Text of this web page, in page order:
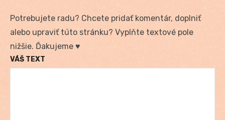
Potrebujete radu? Chcete pridať komentár, doplniť
alebo upraviť túto stránku? Vyplňte textové pole
nižšie. Ďakujeme ♥
VÁŠ TEXT